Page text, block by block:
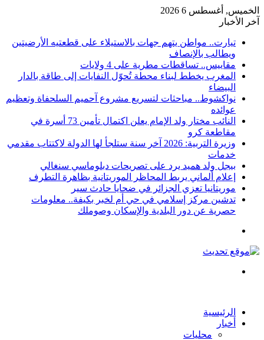
الخميس, أغسطس 6 2026
آخر الأخبار
تيارت.. مواطن يتهم جهات بالاستيلاء على قطعتيه الأرضيتين
ويطالب بالإنصاف
مقاييس.. تساقطات مطرية على 4 ولايات
المغرب يخطط لبناء محطة تُحوّل النفايات إلى طاقة بالدار
البيضاء
نواكشوط.. مباحثات لتسريع مشروع آحميم السلحفاة وتعظيم
عوائده
النائب مختار ولد الإمام يعلن اكتمال تأمين 73 أسرة في
مقاطعة كرو
وزيرة التربية: 2026 آخر سنة ستلجأ لها الدولة لاكتتاب مقدمي
خدمات
بيجل ولد هميد يرد على تصريحات دبلوماسي سنغالي
إعلام ألماني يربط المحاظر الموريتانية بظاهرة التطرف
موريتانيا تعزي الجزائر في ضحايا حادث سير
تدشين مركز إسلامي في حي أم لخبر بكيفة.. معلومات
حصرية عن دور البلدية والإسكان وصوملك
الرئيسية
أخبار
محليات